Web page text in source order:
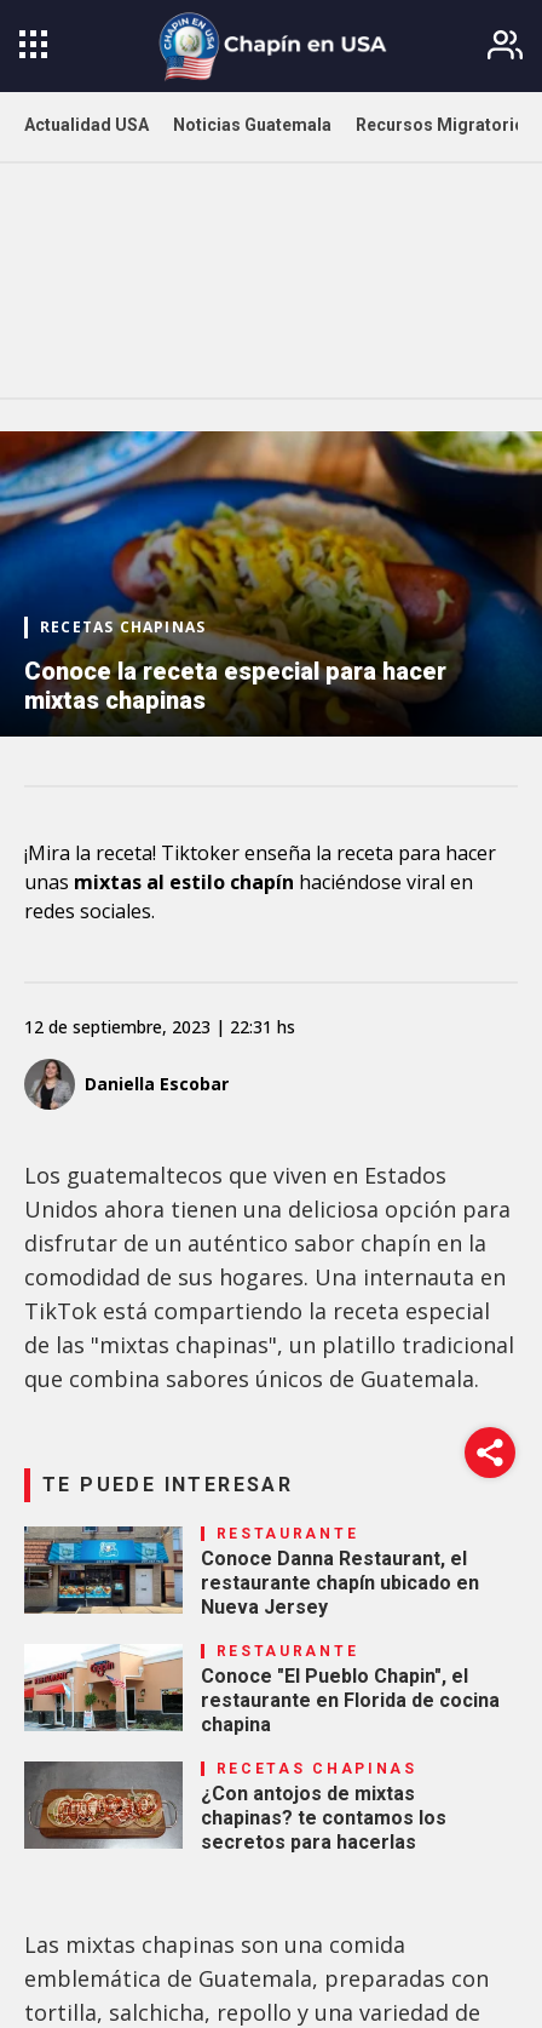
Actualidad USA Noticias Guatemala Recursos Migratorios
RECETAS CHAPINAS
Conoce la receta especial para hacer
mixtas chapinas
¡Mira la receta! Tiktoker enseña la receta para hacer
unas mixtas al estilo chapín haciéndose viral en
redes sociales.
Daniella Escobar
12 de septiembre, 2023 | 22:31 hs
Los guatemaltecos que viven en Estados
Unidos ahora tienen una deliciosa opción para
disfrutar de un auténtico sabor chapín en la
comodidad de sus hogares. Una internauta en
TikTok está compartiendo la receta especial
de las "mixtas chapinas", un platillo tradicional
que combina sabores únicos de Guatemala.
TE PUEDE INTERESAR
RESTAURANTE
Conoce Danna Restaurant, el
restaurante chapín ubicado en
Nueva Jersey
RESTAURANTE
Conoce "El Pueblo Chapin", el
restaurante en Florida de cocina
chapina
RECETAS CHAPINAS
¿Con antojos de mixtas
chapinas? te contamos los
secretos para hacerlas
Las mixtas chapinas son una comida
emblemática de Guatemala, preparadas con
tortilla, salchicha, repollo y una variedad de